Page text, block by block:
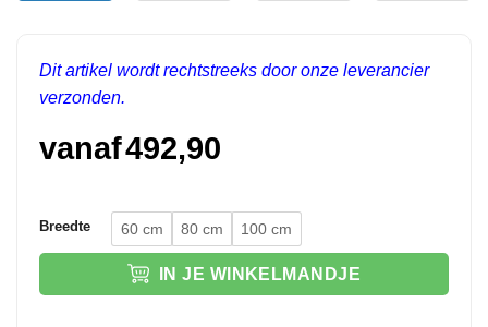
Dit artikel wordt rechtstreeks door onze leverancier
verzonden.
vanaf492,90
Breedte 60 cm 80 cm 100 cm
IN JE WINKELMANDJE